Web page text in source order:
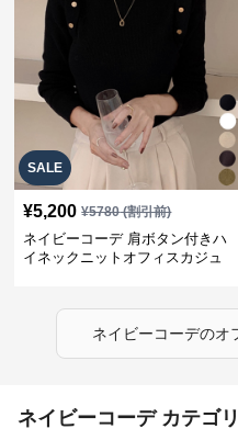
SALE
¥5,200 ¥5780(割引前)
ネイビーコーデ 肩ボタン付きハ
イネックニットオフィスカジュ
ネイビーコーデのオ
ネイビーコーデ カテゴ